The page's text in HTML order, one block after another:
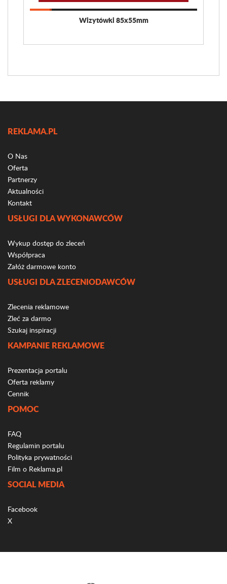
Wizytówki 85x55mm
REKLAMA.PL
O Nas
Oferta
Partnerzy
Aktualności
Kontakt
USŁUGI DLA WYKONAWCÓW
Wykup dostęp do zleceń
Współpraca
Załóż darmowe konto
USŁUGI DLA ZLECENIODAWCÓW
Zlecenia reklamowe
Zleć za darmo
Szukaj inspiracji
KAMPANIE REKLAMOWE
Prezentacja portalu
Oferta reklamy
Cennik
POMOC
FAQ
Regulamin portalu
Polityka prywatności
Film o Reklama.pl
SOCIAL MEDIA
Facebook
X